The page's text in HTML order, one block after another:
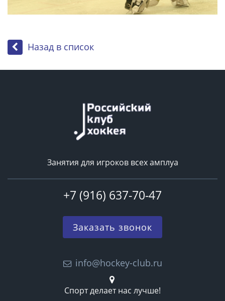
Назад в список
Занятия для игроков всех амплуа
+7 (916) 637-70-47
Заказать звонок
info@hockey-club.ru
Спорт делает нас лучше!